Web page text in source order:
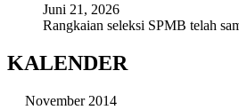
Juni 21, 2026
Rangkaian seleksi SPMB telah
KALENDER
November 2014